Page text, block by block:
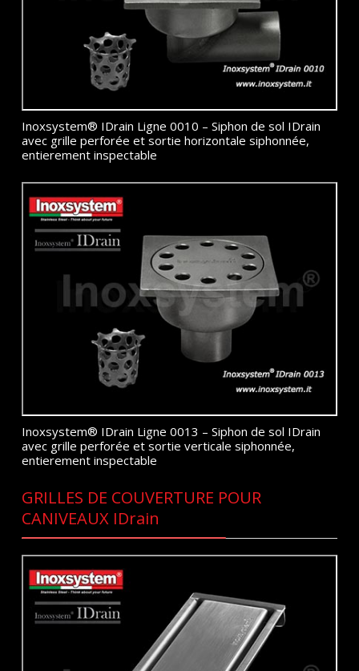
Inoxsystem® IDrain Ligne 0010 – Siphon de sol IDrain
avec grille perforée et sortie horizontale siphonnée,
entierement inspectable
Inoxsystem® IDrain Ligne 0013 – Siphon de sol IDrain
avec grille perforée et sortie verticale siphonnée,
entierement inspectable
GRILLES DE COUVERTURE POUR
CANIVEAUX IDrain